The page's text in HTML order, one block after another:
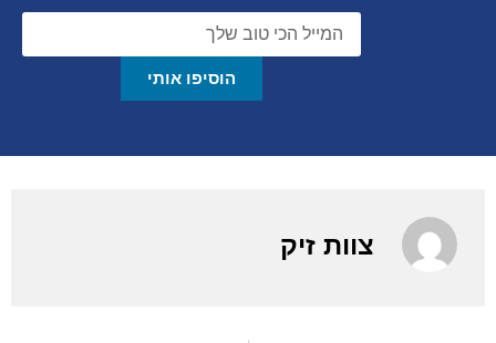
הוסיפו אותי
צוות זיק